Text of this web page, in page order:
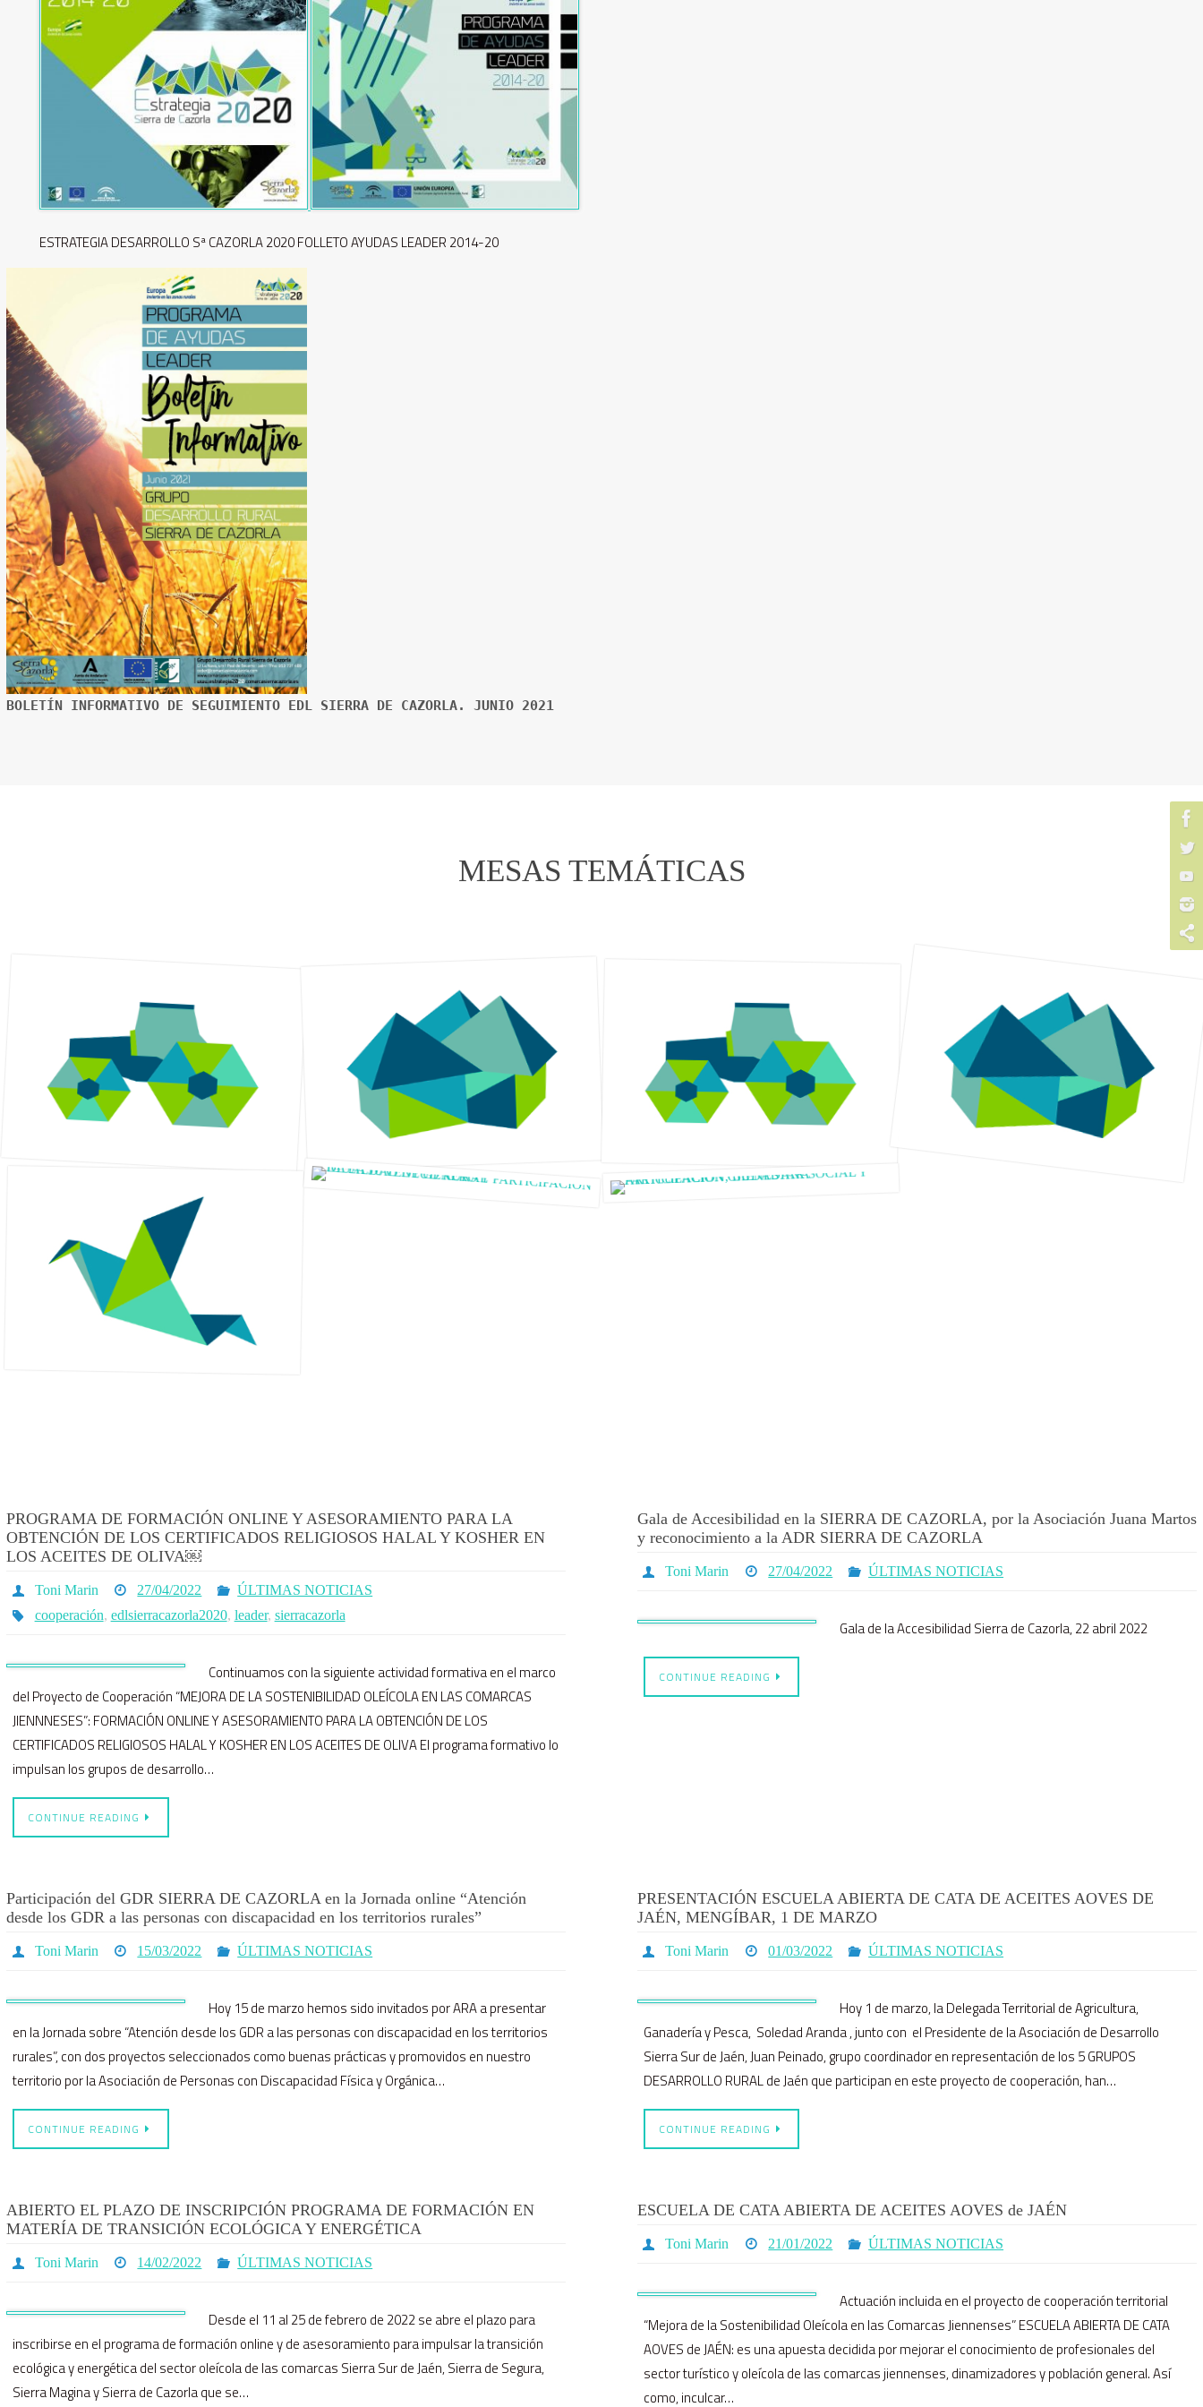
ESTRATEGIA DESARROLLO Sª CAZORLA 2020 FOLLETO AYUDAS LEADER 2014-20
BOLETÍN INFORMATIVO DE SEGUIMIENTO EDL SIERRA DE CAZORLA. JUNIO 2021
MESAS TEMÁTICAS
PROGRAMA DE FORMACIÓN ONLINE Y ASESORAMIENTO PARA LA
OBTENCIÓN DE LOS CERTIFICADOS RELIGIOSOS HALAL Y KOSHER EN
LOS ACEITES DE OLIVA￼
Toni Marin 27/04/2022
ÚLTIMAS NOTICIAS
cooperación, edlsierracazorla2020, leader, sierracazorla
Continuamos con la siguiente actividad formativa en el marco
del Proyecto de Cooperación “MEJORA DE LA SOSTENIBILIDAD OLEÍCOLA EN LAS COMARCAS
JIENNNESES”: FORMACIÓN ONLINE Y ASESORAMIENTO PARA LA OBTENCIÓN DE LOS
CERTIFICADOS RELIGIOSOS HALAL Y KOSHER EN LOS ACEITES DE OLIVA El programa formativo lo
impulsan los grupos de desarrollo…
CONTINUE READING
Gala de Accesibilidad en la SIERRA DE CAZORLA, por la Asociación Juana Martos
y reconocimiento a la ADR SIERRA DE CAZORLA
Toni Marin 27/04/2022 ÚLTIMAS NOTICIAS
Gala de la Accesibilidad Sierra de Cazorla, 22 abril 2022
CONTINUE READING
Participación del GDR SIERRA DE CAZORLA en la Jornada online “Atención
desde los GDR a las personas con discapacidad en los territorios rurales”
Toni Marin 15/03/2022 ÚLTIMAS NOTICIAS
Hoy 15 de marzo hemos sido invitados por ARA a presentar
en la Jornada sobre “Atención desde los GDR a las personas con discapacidad en los territorios
rurales”, con dos proyectos seleccionados como buenas prácticas y promovidos en nuestro
territorio por la Asociación de Personas con Discapacidad Física y Orgánica…
CONTINUE READING
PRESENTACIÓN ESCUELA ABIERTA DE CATA DE ACEITES AOVES DE
JAÉN, MENGÍBAR, 1 DE MARZO
Toni Marin 01/03/2022 ÚLTIMAS NOTICIAS
Hoy 1 de marzo, la Delegada Territorial de Agricultura,
Ganadería y Pesca, Soledad Aranda , junto con el Presidente de la Asociación de Desarrollo
Sierra Sur de Jaén, Juan Peinado, grupo coordinador en representación de los 5 GRUPOS
DESARROLLO RURAL de Jaén que participan en este proyecto de cooperación, han…
CONTINUE READING
ABIERTO EL PLAZO DE INSCRIPCIÓN PROGRAMA DE FORMACIÓN EN
MATERÍA DE TRANSICIÓN ECOLÓGICA Y ENERGÉTICA
Toni Marin 14/02/2022 ÚLTIMAS NOTICIAS
Desde el 11 al 25 de febrero de 2022 se abre el plazo para
inscribirse en el programa de formación online y de asesoramiento para impulsar la transición
ecológica y energética del sector oleícola de las comarcas Sierra Sur de Jaén, Sierra de Segura,
Sierra Magina y Sierra de Cazorla que se…
ESCUELA DE CATA ABIERTA DE ACEITES AOVES de JAÉN
Toni Marin 21/01/2022 ÚLTIMAS NOTICIAS
Actuación incluida en el proyecto de cooperación territorial
“Mejora de la Sostenibilidad Oleícola en las Comarcas Jiennenses” ESCUELA ABIERTA DE CATA
AOVES de JAÉN: es una apuesta decidida por mejorar el conocimiento de profesionales del
sector turístico y oleícola de las comarcas jiennenses, dinamizadores y población general. Así
como, inculcar…